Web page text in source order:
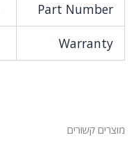
Part Number
Warranty
מוצרים קשורים